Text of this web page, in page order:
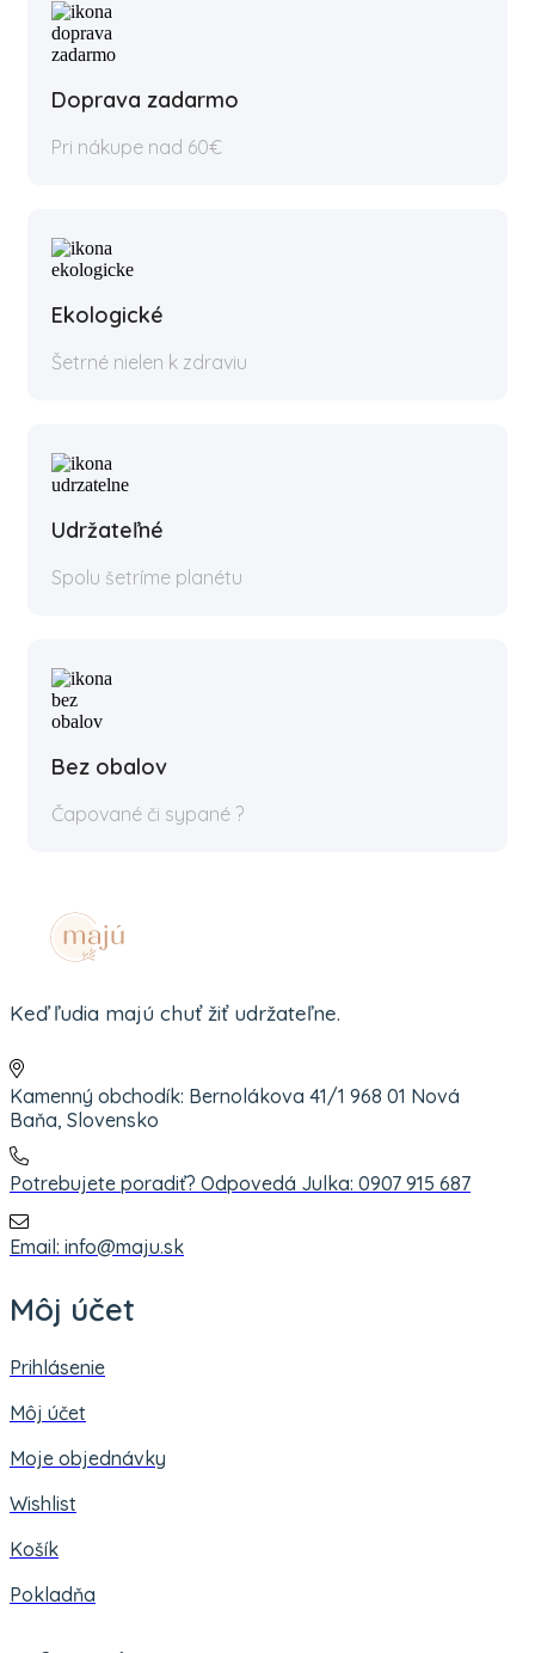
Doprava zadarmo
Pri nákupe nad 60€
Ekologické
Šetrné nielen k zdraviu
Udržateľné
Spolu šetríme planétu
Bez obalov
Čapované či sypané ?
Keď ľudia majú chuť žiť udržateľne.
Kamenný obchodík: Bernolákova 41/1 968 01 Nová
Baňa, Slovensko
Potrebujete poradiť? Odpovedá Julka: 0907 915 687
Email: info@maju.sk
Môj účet
Prihlásenie
Môj účet
Moje objednávky
Wishlist
Košík
Pokladňa